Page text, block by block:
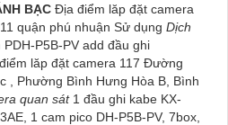
BẠC Địa điểm lăp đặt camera
quận phú nhuận Sử dụng Dịch
PDH-P5B-PV add đầu ghi
lăp đặt camera 117 Đường
, Phường Bình Hưng Hòa B, Bình
quan sát 1 đầu ghi kabe KX-
1 cam pico DH-P5B-PV, 7box,